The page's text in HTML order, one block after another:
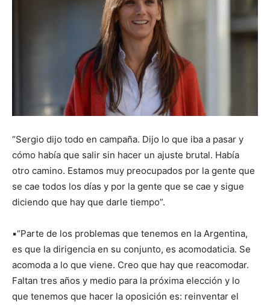
“Sergio dijo todo en campaña. Dijo lo que iba a pasar y
cómo había que salir sin hacer un ajuste brutal. Había
otro camino. Estamos muy preocupados por la gente que
se cae todos los días y por la gente que se cae y sigue
diciendo que hay que darle tiempo”.
▪️“Parte de los problemas que tenemos en la Argentina,
es que la dirigencia en su conjunto, es acomodaticia. Se
acomoda a lo que viene. Creo que hay que reacomodar.
Faltan tres años y medio para la próxima elección y lo
que tenemos que hacer la oposición es: reinventar el